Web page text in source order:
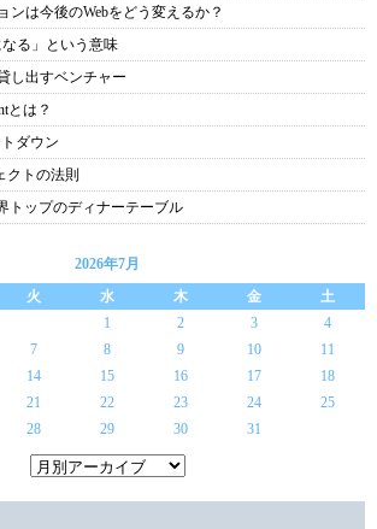
ンは今後のWebをどう変えるか？
なる」という意味
し出すベンチャー
とは？
ダウン
クトの法則
トップのディナーテーブル
2026年7月
火 水 木 金
土
1
2 3
4
7 8 9 10
11
14 15 16 17
18
21 22 23 24
25
28 29 30 31